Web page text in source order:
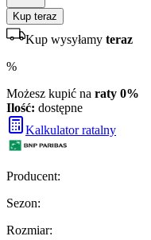
Kup teraz
Kup wysyłamy teraz
%
Możesz kupić na raty 0%
Ilość: dostępne
Kalkulator ratalny
Producent:
Sezon:
Rozmiar: